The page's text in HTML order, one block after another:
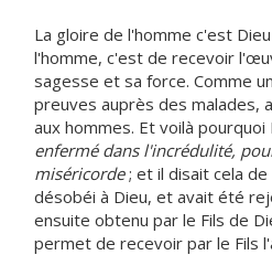
La gloire de l'homme c'est
l'homme, c'est de recevoir
sagesse et sa force. Comme
preuves auprès des malades,
aux hommes. Et voilà pourquoi
enfermé dans l'incrédulité,
miséricorde; et il disait cela
désobéi à Dieu, et avait été
ensuite obtenu par le Fils de
permet de recevoir par le Fils